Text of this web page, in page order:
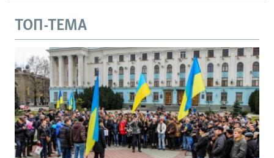
ТОП-ТЕМА